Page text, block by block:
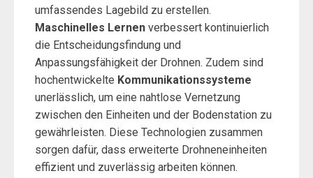
umfassendes Lagebild zu erstellen.
Maschinelles Lernen verbessert kontinuierlich
die Entscheidungsfindung und
Anpassungsfähigkeit der Drohnen. Zudem sind
hochentwickelte Kommunikationssysteme
unerlässlich, um eine nahtlose Vernetzung
zwischen den Einheiten und der Bodenstation zu
gewährleisten. Diese Technologien zusammen
sorgen dafür, dass erweiterte Drohneneinheiten
effizient und zuverlässig arbeiten können.